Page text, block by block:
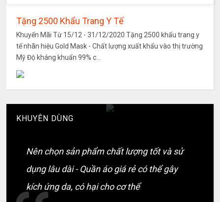
Tặng 2500 Khẩu Trang Y Tế
Khuyến Mãi Từ 15/12 - 31/12/2020 Tặng 2500 khẩu trang y
tế nhãn hiệu Gold Mask - Chất lượng xuất khẩu vào thị trường
Mỹ Độ kháng khuẩn 99% c...
KHUYÊN DÙNG
Nên chọn sản phẩm chất lượng tốt và sử
dụng lâu dài - Quần áo giá rẻ có thể gây
kích ứng da, có hại cho cơ thể